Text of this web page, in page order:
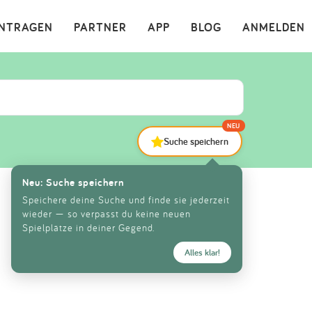
ANMELDEN
BLOG
APP
PARTNER ×
Suche speichern
NEU
Neu: Suche speichern
Speichere deine Suche und finde sie jederzeit
wieder — so verpasst du keine neuen
Spielplätze in deiner Gegend.
Alles klar!